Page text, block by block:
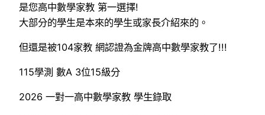
是您高中數學家教 第一選擇!
大部分的學生是本來的學生或家長介紹來的。
但還是被104家教 網認證為金牌高中數學家教了!!!
115學測 數A 3位15級分
2026 一對一高中數學家教 學生錄取